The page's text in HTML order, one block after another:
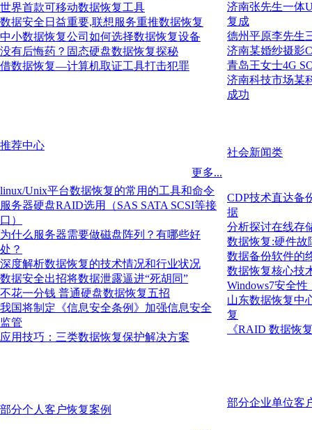
世界首款可移动数据恢复工具
数据安全日益重要,联想服务重推数据恢复
中小数据恢复公司如何选择数据恢复设备
没有后悔药？固态硬盘数据恢复探秘
借数据恢复—计算机取证工具打击犯罪
济南张先生一体
复成
德州平原李先生
济南某婚纱摄影
青岛王女士4G
济南科技市场某
成功
推荐中心
更多...
linux/Unix平台数据恢复的常用的工具和命令
服务器硬盘RAID选用（SAS SATA SCSI等接
口）
为什么服务器需要做磁盘阵列？有哪些好
处？
深度解析数据恢复的技术情况和行业状况
数据安全出招将数据泄露逼进“死胡同”
不花一分钱 普通硬盘数据恢复五招
我国将制定《信息安全条例》加强信息安全
监管
应用技巧：三类数据恢复保护解决方案
社会新闻类
CDP技术直达备
据
分析探讨在线存
数据恢复:硬件故
数据备份软件的
数据恢复核心技
Windows7安全
山东数据恢复中
复
《RAID 数据恢
部分个人客户恢复案例
部分企业单位客